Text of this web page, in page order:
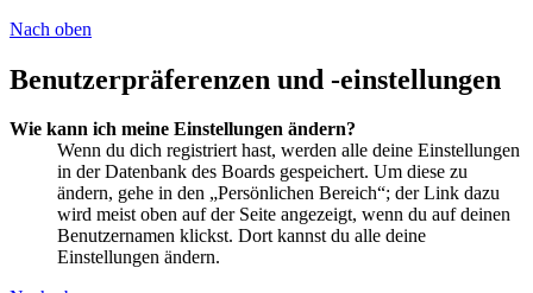
Nach oben
Benutzerpräferenzen und -einstellungen
Wie kann ich meine Einstellungen ändern?
Wenn du dich registriert hast, werden alle deine Einstellungen
in der Datenbank des Boards gespeichert. Um diese zu
ändern, gehe in den „Persönlichen Bereich“; der Link dazu
wird meist oben auf der Seite angezeigt, wenn du auf deinen
Benutzernamen klickst. Dort kannst du alle deine
Einstellungen ändern.